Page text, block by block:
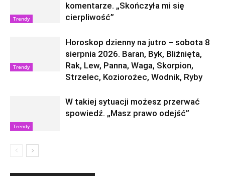
Trendy
komentarze. „Skończyła mi się
cierpliwość”
Trendy
Horoskop dzienny na jutro – sobota 8
sierpnia 2026. Baran, Byk, Bliźnięta,
Rak, Lew, Panna, Waga, Skorpion,
Strzelec, Koziorożec, Wodnik, Ryby
Trendy
W takiej sytuacji możesz przerwać
spowiedź. „Masz prawo odejść”